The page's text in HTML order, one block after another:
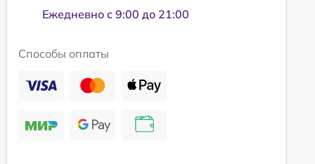
Ежедневно с 9:00 до 21:00
Способы оплаты